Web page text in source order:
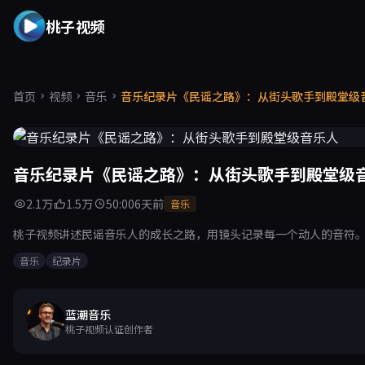
桃子视频
首页 视频 音乐 音乐纪录片《民谣之路》：从街头歌手到殿堂级
音乐纪录片《民谣之路》：从街头歌手到殿堂级
2.1万 1.5万 50:006天前 音乐
桃子视频讲述民谣音乐人的成长之路，用镜头记录每一个动人的音符。
音乐 纪录片
蓝潮音乐
桃子视频认证创作者